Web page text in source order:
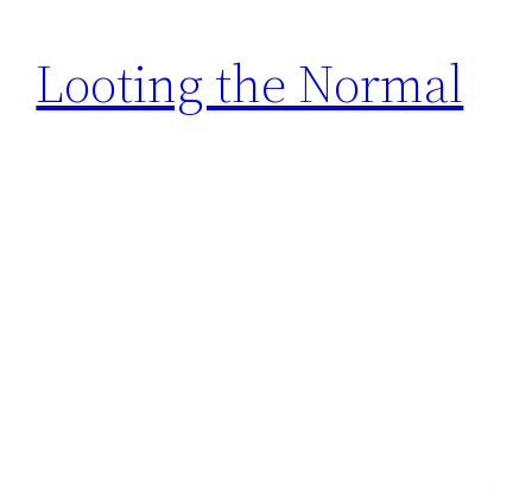
Looting the Normal